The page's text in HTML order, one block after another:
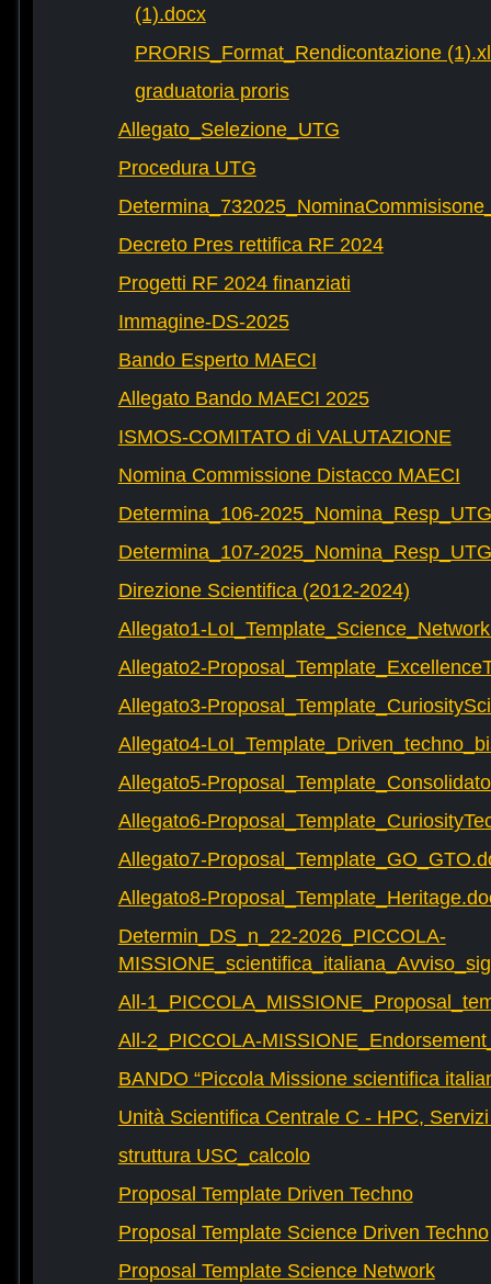
(1).docx
PRORIS_Format_Rendicontazione
graduatoria proris
Allegato_Selezione_UTG
Procedura UTG
Decreto Pres rettifica RF 2024
Progetti RF 2024 finanziati
Immagine-DS-2025
Bando Esperto MAECI
Allegato Bando MAECI 2025
ISMOS-COMITATO di VALUTAZIONE
Nomina Commissione Distacco MAECI
Determina_106-
Determina_107-
Direzione Scientifica (2012-2024)
Allegato1-
Allegato2-
Allegato3-
Allegato4-
Allegato5-
Allegato6-
Allegato7-
Allegato8-
Determin_DS_n_22-2026_PICCOLA-
All-
All-2_PICCOLA-
BANDO “Piccola Missione scientifica
Unità Scientifica Centrale C - HPC,
struttura USC_calcolo
Proposal Template Driven Techno
Proposal Template Science Driven Techno
Proposal Template Science Network